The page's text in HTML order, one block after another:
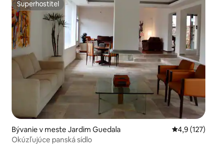
Superhostiteľ
Superhostiteľ
Bývanie v meste Jardim Guedala Priemerné
4,9 (127)
Okúzľujúce panská sídlo